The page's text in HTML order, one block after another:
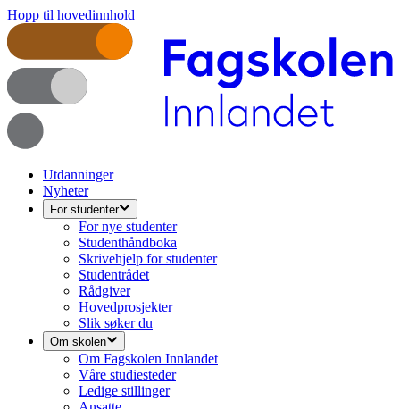
Hopp til hovedinnhold
Utdanninger
Nyheter
For studenter
For nye studenter
Studenthåndboka
Skrivehjelp for studenter
Studentrådet
Rådgiver
Hovedprosjekter
Slik søker du
Om skolen
Om Fagskolen Innlandet
Våre studiesteder
Ledige stillinger